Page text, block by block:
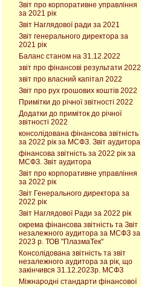
Звіт про корпоративне управління
за 2021 рік
Звіт Наглядової ради за 2021
Звіт генерального директора за
2021 рік
Баланс станом на 31.12.2022
звіт про фінансові результати 2022
звіт про власний капітал 2022
Звіт про рух грошових коштів 2022
Примітки до річної звітності 2022
Додатки до приміток до річної
звітності 2022
консолідована фінансова звітність
за 2022 рік за МСФЗ. Звіт аудитора
фінансова звітність за 2022 рік за
МСФЗ. Звіт аудитора
Звіт про корпоративне управління
за 2022 рік
Звіт Генерального директора за
2022 рік
Звіт Наглядової Ради за 2022 рік
окрема фінансова звітність та Звіт
незалежного аудитора за МСФЗ за
2023 р. ТОВ "ПлазмаТек"
Консолідована звітність та звіт
незалежного аудитора за рік, що
закінчився 31.12.2023р. МСФЗ
Міжнародні стандарти фінансової